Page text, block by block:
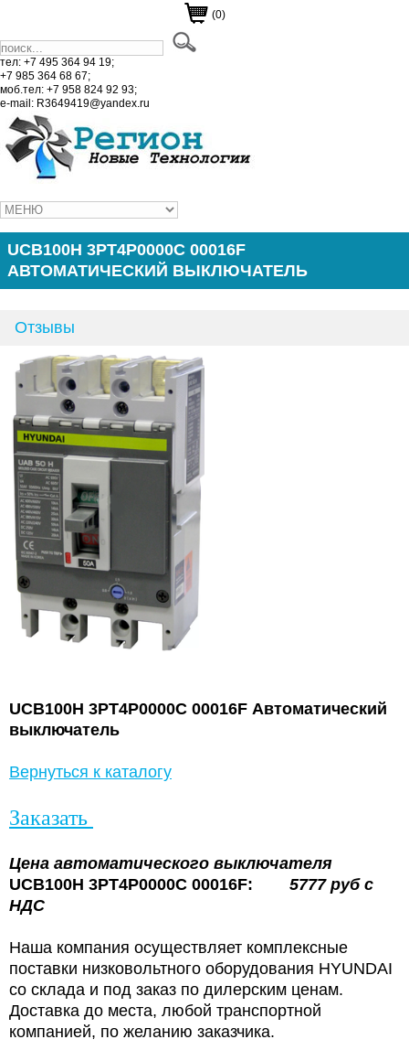
(0)
тел: +7 495 364 94 19;
+7 985 364 68 67;
моб.тел: +7 958 824 92 93;
e-mail: R3649419@yandex.ru
UCB100H 3PT4P0000C 00016F
АВТОМАТИЧЕСКИЙ ВЫКЛЮЧАТЕЛЬ
Отзывы
UCB100H 3PT4P0000C 00016F Автоматический
выключатель
Вернуться к каталогу
Заказать
Цена автоматического выключателя
UCB100H 3PT4P0000C 00016F: 5777 руб с
НДС
Наша компания осуществляет комплексные
поставки низковольтного оборудования HYUNDAI
со склада и под заказ по дилерским ценам.
Доставка до места, любой транспортной
компанией, по желанию заказчика.